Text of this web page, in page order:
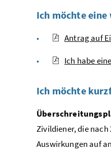
Ich möchte
Antrag auf
Ich habe
Ich möchte
Zivildiener, die
Auswirkungen auf